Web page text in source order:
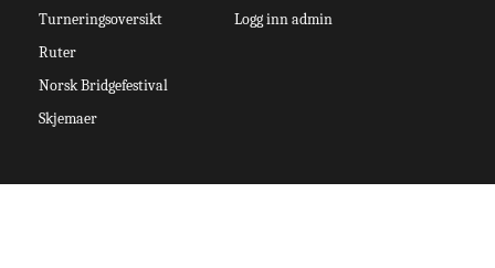
Turneringsoversikt
Ruter
Norsk Bridgefestival
Skjemaer
Logg inn admin